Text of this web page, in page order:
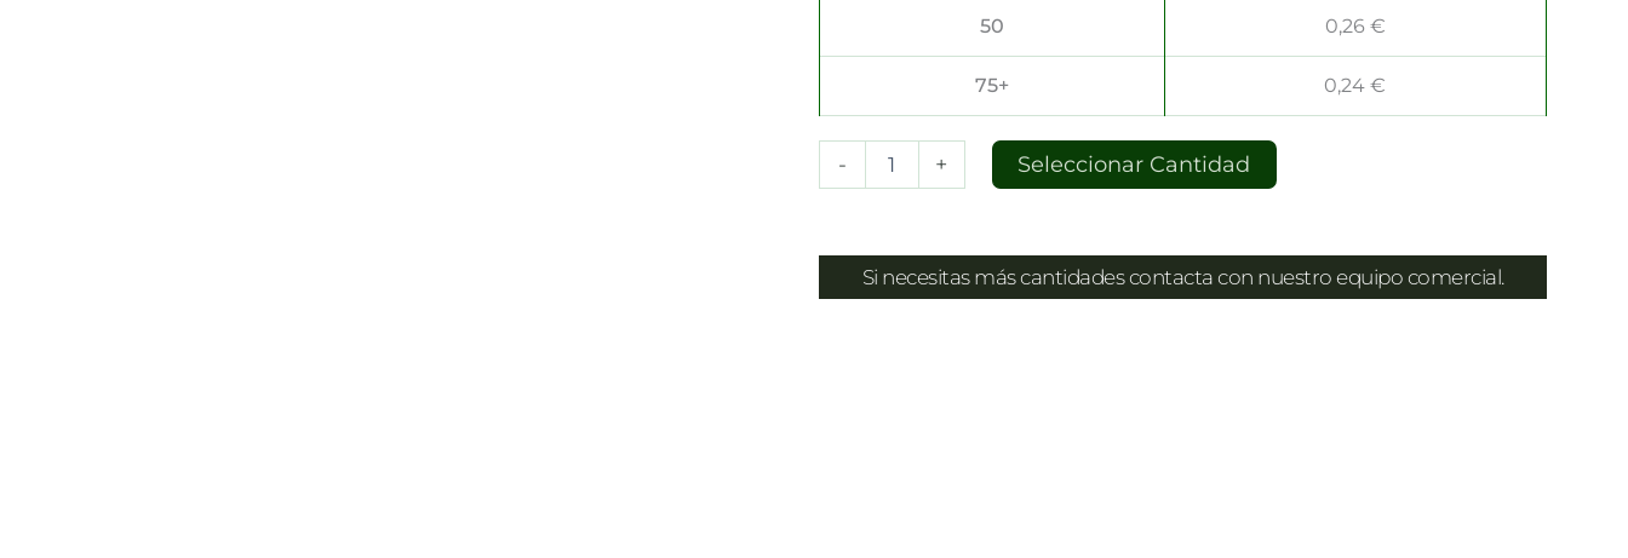
50 0,26 €
75+ 0,24 €
- + Seleccionar Cantidad
Si necesitas más cantidades contacta con nuestro equipo comercial.